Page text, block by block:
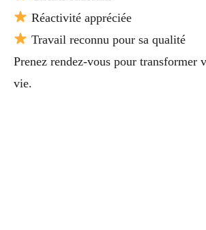
Réactivité appréciée
Travail reconnu pour sa qualité
Prenez rendez-vous pour transformer
vie.